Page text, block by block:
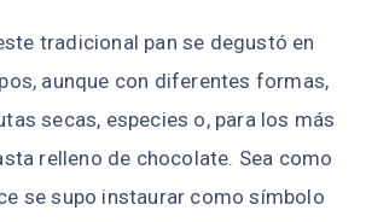
tradicional pan se degustó en
aunque con diferentes formas,
secas, especies o, para los más
relleno de chocolate. Sea como
se supo instaurar como símbolo